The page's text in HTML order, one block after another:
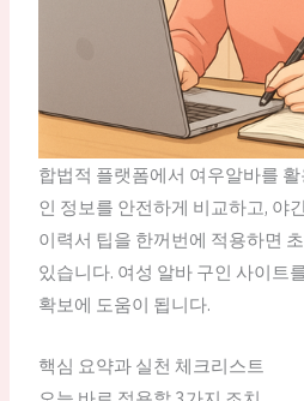
합법적 플랫폼에서 여우알바를
인 정보를 안전하게 비교하고, 야
이력서 팁을 한꺼번에 적용하면
있습니다. 여성 알바 구인 사이트
확보에 도움이 됩니다.
핵심 요약과 실천 체크리스트